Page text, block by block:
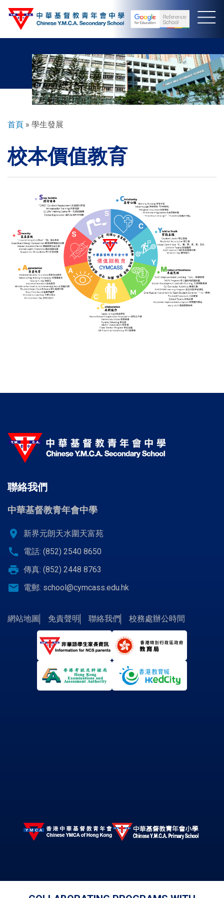
導
連
結
首頁 學生發展
校本價值教育
聯絡我們
中華基督教青年會中學
location_on 新界元朗天水圍天富苑
call 電話: (852) 2540 8650
print 傳真: (852) 2448 8763
email 電郵: school@cymcass.edu.hk
網站地圖 免責聲明 聯絡我們 校務處辦公時間